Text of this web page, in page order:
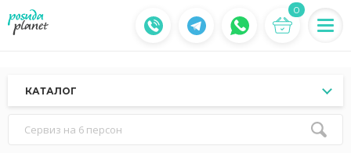
0
КАТАЛОГ
Сервиз на 6 персон